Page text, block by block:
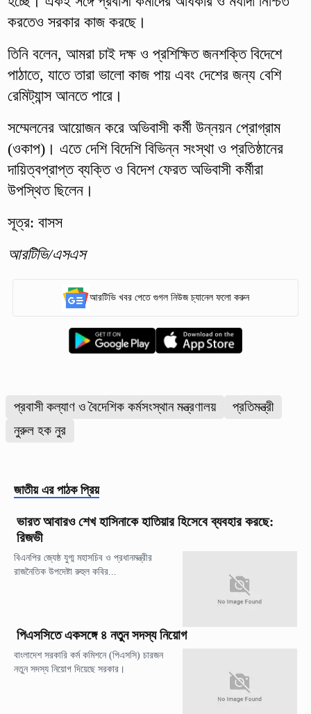
করতেও সরকার কাজ করছে।
তিনি বলেন, আমরা চাই দক্ষ ও প্রশিক্ষিত জনশক্তি বিদেশে
পাঠাতে, যাতে তারা ভালো কাজ পায় এবং দেশের জন্য বেশি
রেমিট্যান্স আনতে পারে।
সম্মেলনের আয়োজন করে অভিবাসী কর্মী উন্নয়ন প্রোগ্রাম
(ওকাপ)। এতে দেশি বিদেশি বিভিন্ন সংস্থা ও প্রতিষ্ঠানের
দায়িত্বপ্রাপ্ত ব্যক্তি ও বিদেশ ফেরত অভিবাসী কর্মীরা
উপস্থিত ছিলেন।
সূত্র: বাসস
আরটিভি/এসএস
আরটিভি খবর পেতে গুগল নিউজ চ্যানেল ফলো করুন
প্রবাসী কল্যাণ ও বৈদেশিক কর্মসংস্থান মন্ত্রণালয়
প্রতিমন্ত্রী
নুরুল হক নুর
জাতীয় এর পাঠক প্রিয়
ভারত আবারও শেখ হাসিনাকে হাতিয়ার হিসেবে ব্যবহার করছে:
রিজভী
বিএনপির জ্যেষ্ঠ যুগ্ম মহাসচিব ও প্রধানমন্ত্রীর
রাজনৈতিক উপদেষ্টা রুহুল কবির...
পিএসসিতে একসঙ্গে ৪ নতুন সদস্য নিয়োগ
বাংলাদেশ সরকারি কর্ম কমিশনে (পিএসসি) চারজন
নতুন সদস্য নিয়োগ দিয়েছে সরকার।